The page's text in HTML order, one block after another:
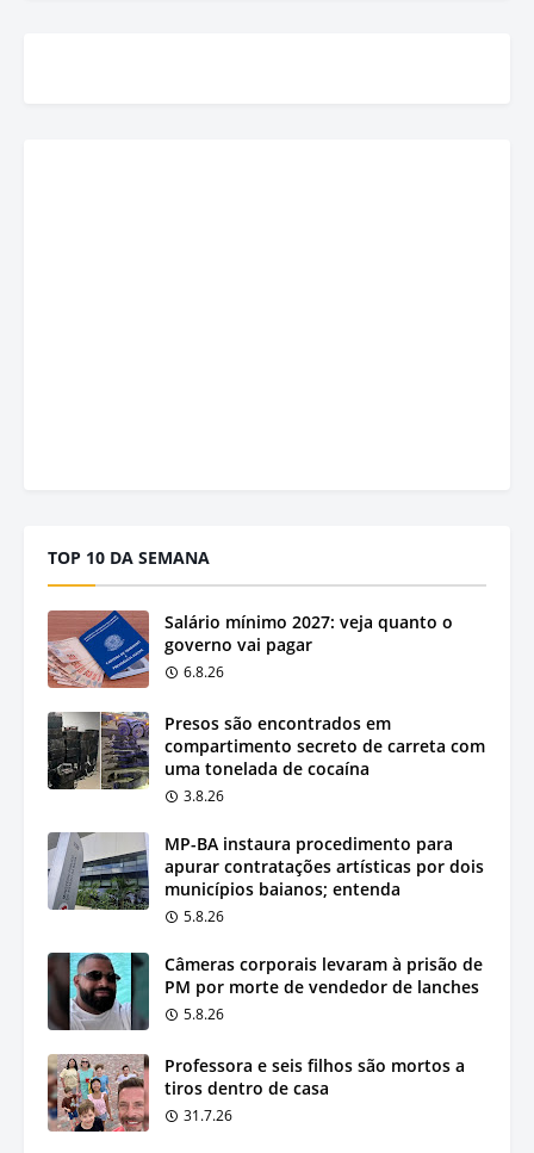
TOP 10 DA SEMANA
Salário mínimo 2027: veja quanto o
governo vai pagar
6.8.26
Presos são encontrados em
compartimento secreto de carreta com
uma tonelada de cocaína
3.8.26
MP-BA instaura procedimento para
apurar contratações artísticas por dois
municípios baianos; entenda
5.8.26
Câmeras corporais levaram à prisão de
PM por morte de vendedor de lanches
5.8.26
Professora e seis filhos são mortos a
tiros dentro de casa
31.7.26